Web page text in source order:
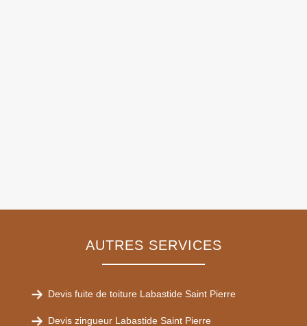
AUTRES SERVICES
Devis fuite de toiture Labastide Saint Pierre
Devis zingueur Labastide Saint Pierre